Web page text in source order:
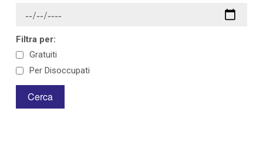
Filtra per:
Gratuiti
Per Disoccupati